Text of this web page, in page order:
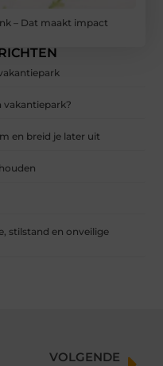
– Dat maakt impact
vakantiepark?
en breid je later uit
stilstand en onveilige
VOLGENDE